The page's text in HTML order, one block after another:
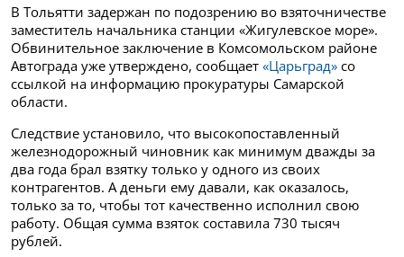
В Тольятти задержан по подозрению во взяточничестве
заместитель начальника станции «Жигулевское море».
Обвинительное заключение в Комсомольском районе
Автограда уже утверждено, сообщает «Царьград» со
ссылкой на информацию прокуратуры Самарской
области.
Следствие установило, что высокопоставленный
железнодорожный чиновник как минимум дважды за
два года брал взятку только у одного из своих
контрагентов. А деньги ему давали, как оказалось,
только за то, чтобы тот качественно исполнил свою
работу. Общая сумма взяток составила 730 тысяч
рублей.